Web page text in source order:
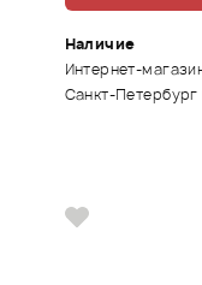
Наличие
Интернет-
Санкт-Петербург